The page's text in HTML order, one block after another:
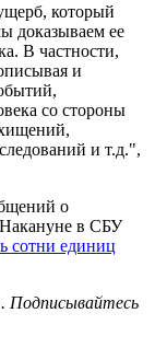
который
доказываем ее
В частности,
и
со стороны
и т.д.",
о
в СБУ
сотни единиц
Подписывайтесь